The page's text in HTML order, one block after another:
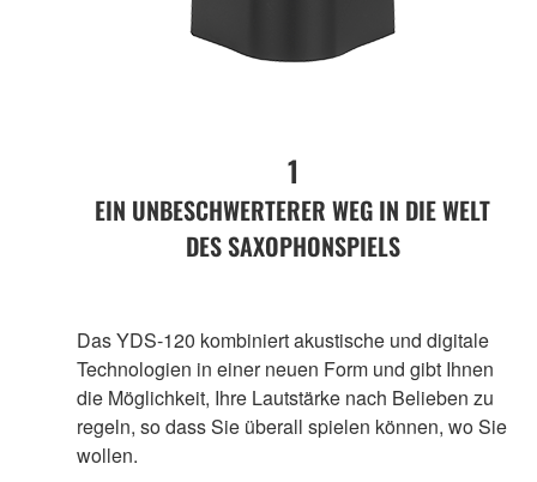
1
EIN UNBESCHWERTERER WEG IN DIE WELT
DES SAXOPHONSPIELS
Das YDS-120 kombiniert akustische und digitale
Technologien in einer neuen Form und gibt Ihnen
die Möglichkeit, Ihre Lautstärke nach Belieben zu
regeln, so dass Sie überall spielen können, wo Sie
wollen.